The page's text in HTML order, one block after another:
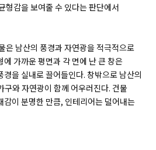
형감을 보여줄 수 있다는 판단에서
은 남산의 풍경과 자연광을 적극적으로
가까운 평면과 각 면에 난 큰 창은
을 실내로 끌어들인다. 창밖으로 남산의
구와 자연광이 함께 어우러진다. 건물
감이 분명한 만큼, 인테리어는 덜어내는